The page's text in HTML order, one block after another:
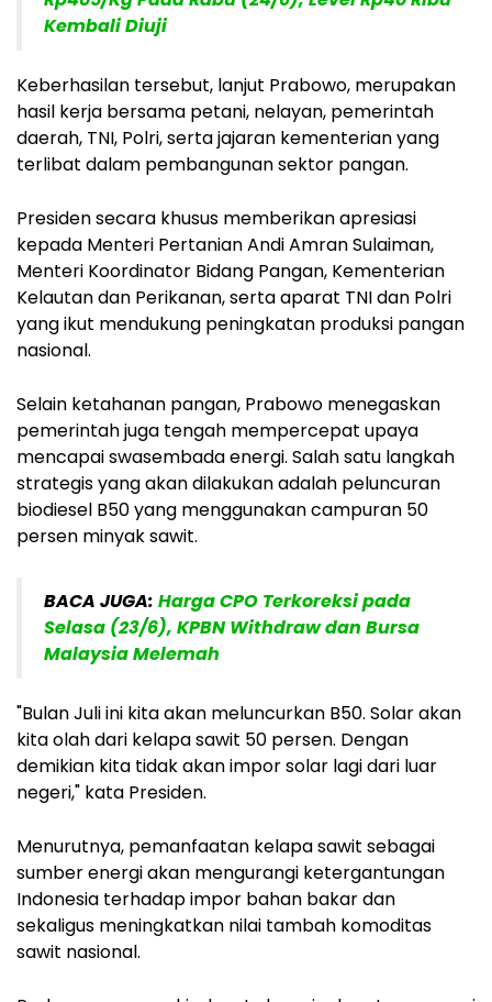
Kembali Diuji
Keberhasilan tersebut, lanjut Prabowo, merupakan
hasil kerja bersama petani, nelayan, pemerintah
daerah, TNI, Polri, serta jajaran kementerian yang
terlibat dalam pembangunan sektor pangan.
Presiden secara khusus memberikan apresiasi
kepada Menteri Pertanian Andi Amran Sulaiman,
Menteri Koordinator Bidang Pangan, Kementerian
Kelautan dan Perikanan, serta aparat TNI dan Polri
yang ikut mendukung peningkatan produksi pangan
nasional.
Selain ketahanan pangan, Prabowo menegaskan
pemerintah juga tengah mempercepat upaya
mencapai swasembada energi. Salah satu langkah
strategis yang akan dilakukan adalah peluncuran
biodiesel B50 yang menggunakan campuran 50
persen minyak sawit.
BACA JUGA: Harga CPO Terkoreksi pada
Selasa (23/6), KPBN Withdraw dan Bursa
Malaysia Melemah
"Bulan Juli ini kita akan meluncurkan B50. Solar akan
kita olah dari kelapa sawit 50 persen. Dengan
demikian kita tidak akan impor solar lagi dari luar
negeri," kata Presiden.
Menurutnya, pemanfaatan kelapa sawit sebagai
sumber energi akan mengurangi ketergantungan
Indonesia terhadap impor bahan bakar dan
sekaligus meningkatkan nilai tambah komoditas
sawit nasional.